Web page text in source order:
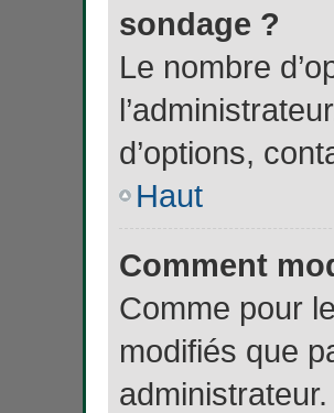
sondage ?
Le nombre
d’options,
Haut
Comment
Comme pour
modifiés que